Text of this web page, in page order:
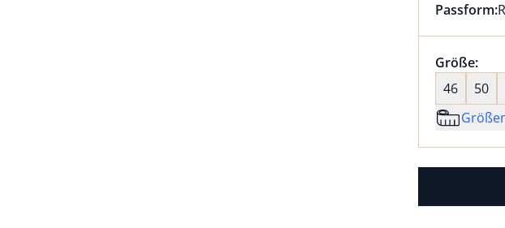
Dieser
Passform:
Größe:
46
50